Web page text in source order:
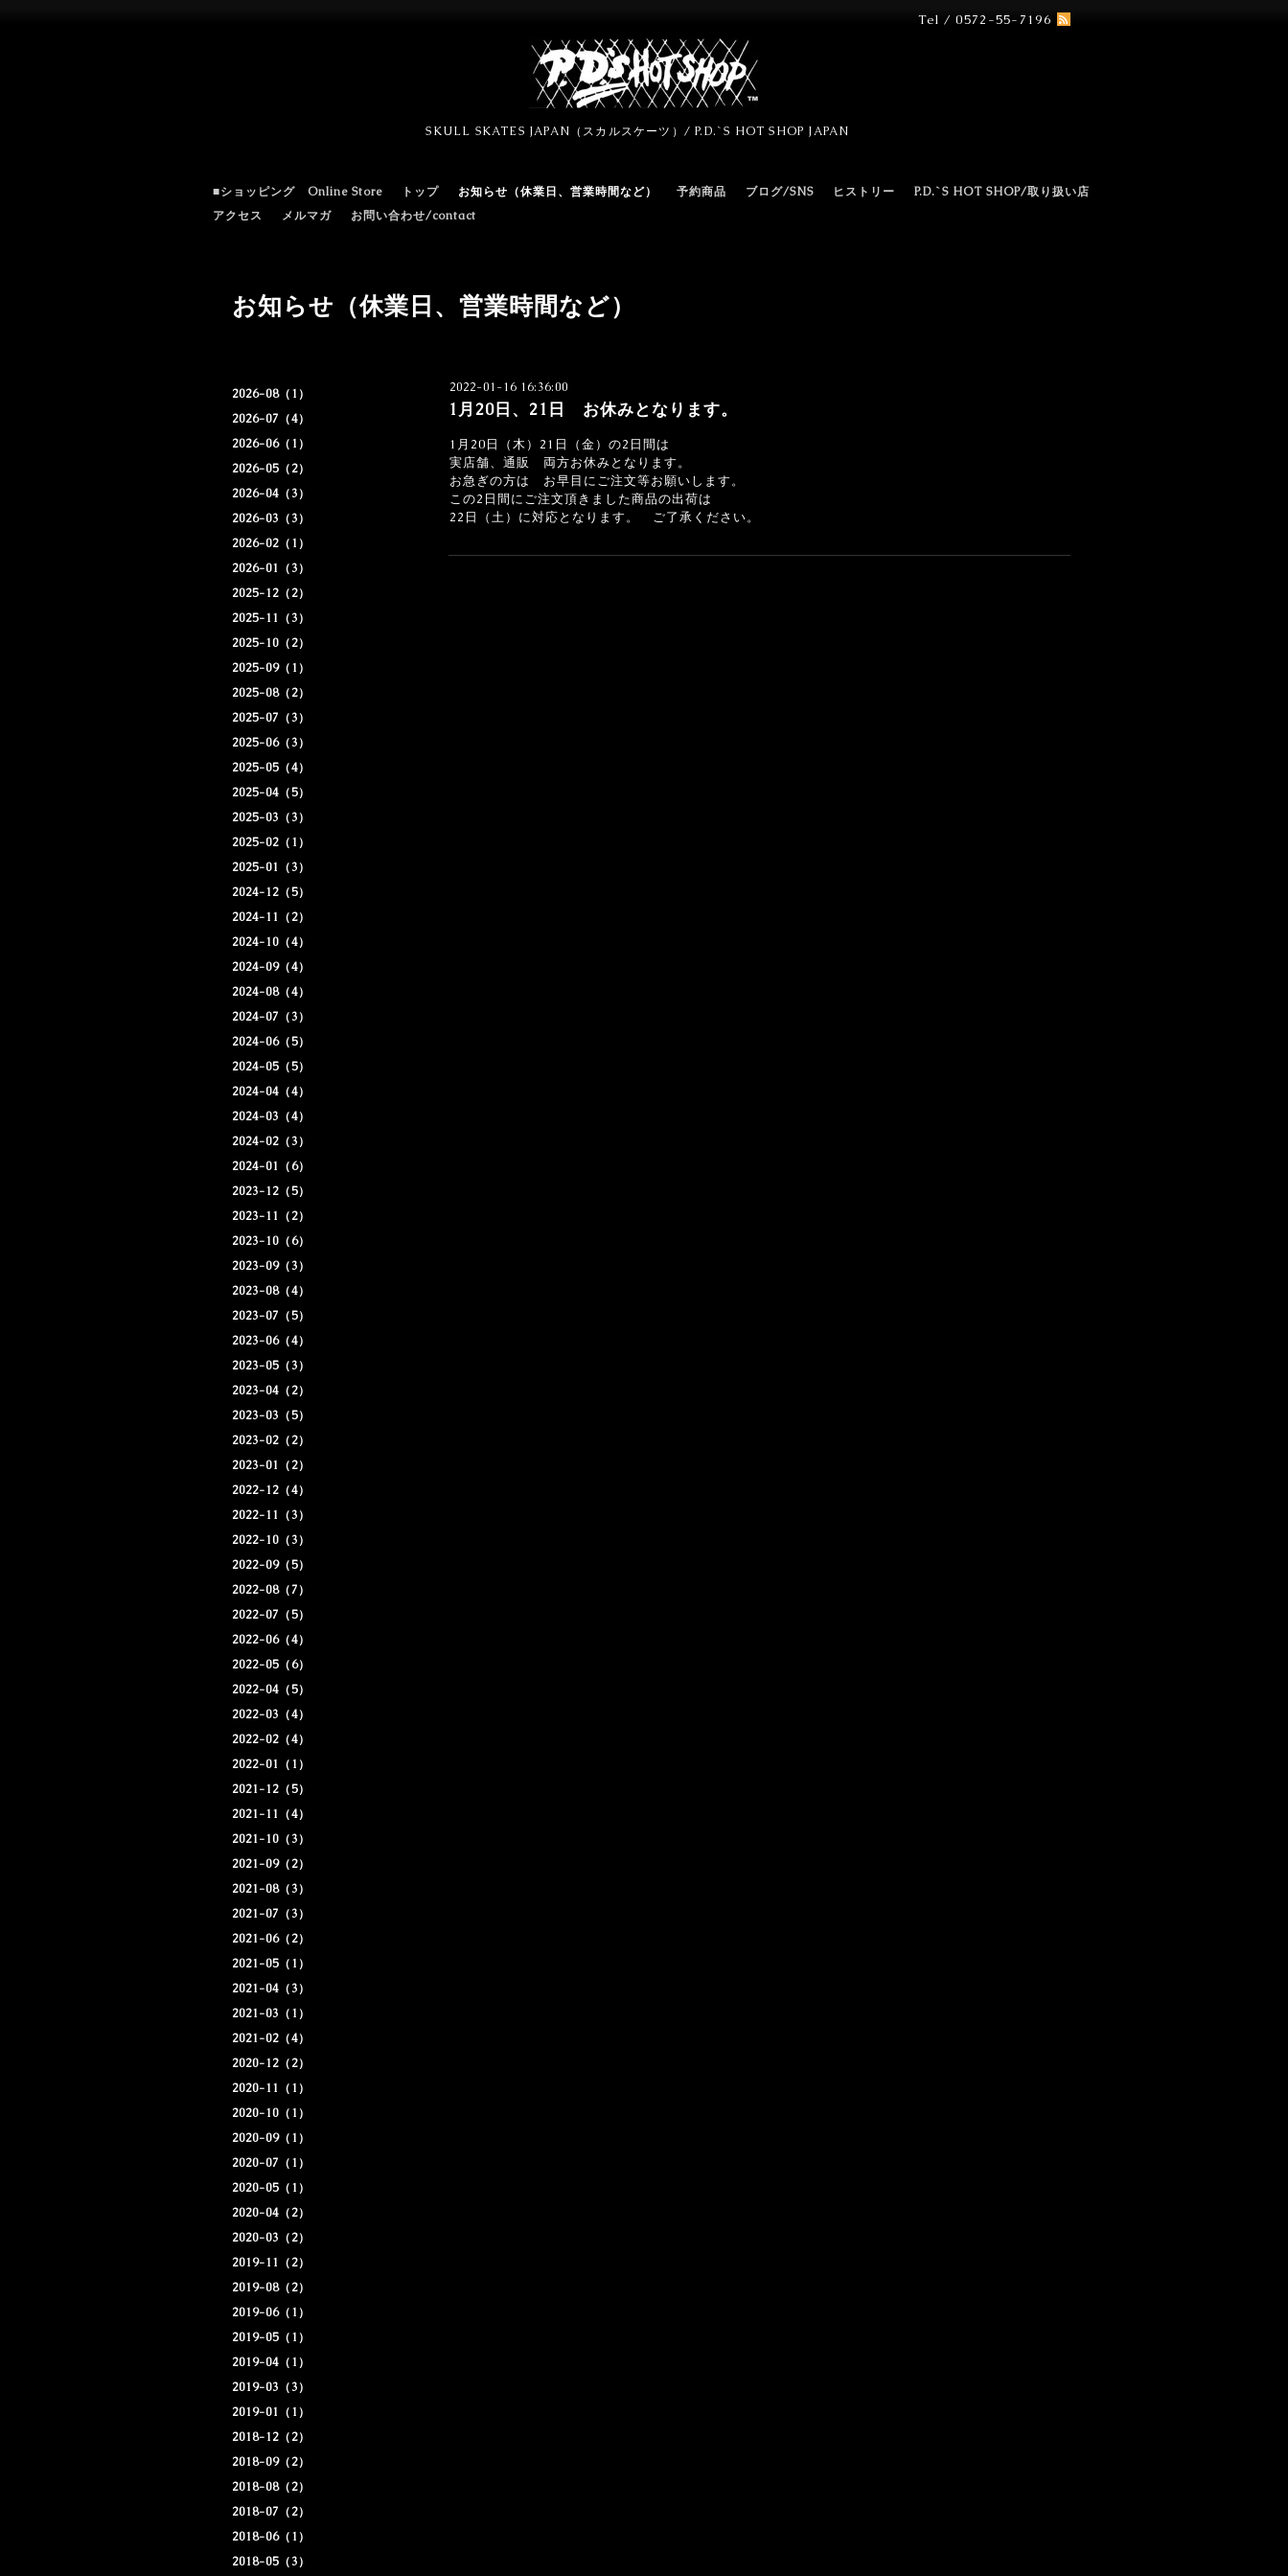
Tel / 0572-55-7196
SKULL SKATES JAPAN（スカルスケーツ）/ P.D.`S HOT SHOP JAPAN
■ショッピング Online Store トップ お知らせ（休業日、営業時間など） 予約商品 ブログ/SNS ヒストリー
P.D.`S HOT SHOP/取り扱い店
アクセス
メルマガ お問い合わせ/contact
2026-08（1）
2026-07（4）
2026-06（1）
2026-05（2）
2026-04（3）
2026-03（3）
2026-02（1）
2026-01（3）
2025-12（2）
2025-11（3）
2025-10（2）
2025-09（1）
2025-08（2）
2025-07（3）
2025-06（3）
2025-05（4）
2025-04（5）
2025-03（3）
2025-02（1）
2025-01（3）
2024-12（5）
2024-11（2）
2024-10（4）
2024-09（4）
2024-08（4）
2024-07（3）
2024-06（5）
2024-05（5）
2024-04（4）
2024-03（4）
2024-02（3）
2024-01（6）
2023-12（5）
2023-11（2）
2023-10（6）
2023-09（3）
2023-08（4）
2023-07（5）
2023-06（4）
2023-05（3）
2023-04（2）
2023-03（5）
2023-02（2）
2023-01（2）
2022-12（4）
2022-11（3）
2022-10（3）
2022-09（5）
2022-08（7）
2022-07（5）
2022-06（4）
2022-05（6）
2022-04（5）
2022-03（4）
2022-02（4）
2022-01（1）
2021-12（5）
2021-11（4）
2021-10（3）
2021-09（2）
2021-08（3）
2021-07（3）
2021-06（2）
2021-05（1）
2021-04（3）
2021-03（1）
2021-02（4）
2020-12（2）
2020-11（1）
2020-10（1）
2020-09（1）
2020-07（1）
2020-05（1）
2020-04（2）
2020-03（2）
2019-11（2）
2019-08（2）
2019-06（1）
2019-05（1）
2019-04（1）
2019-03（3）
2019-01（1）
2018-12（2）
2018-09（2）
2018-08（2）
2018-07（2）
2018-06（1）
2018-05（3）
お知らせ（休業日、営業時間など）
2022-01-16 16:36:00
1月20日、21日 お休みとなります。
1月20日（木）21日（金）の2日間は
実店舗、通販 両方お休みとなります。
お急ぎの方は お早目にご注文等お願いします。
この2日間にご注文頂きました商品の出荷は
22日（土）に対応となります。 ご了承ください。